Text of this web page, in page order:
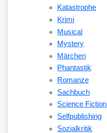
Katastrophe
Krimi
Musical
Mystery
Märchen
Phantastik
Romanze
Sachbuch
Science Fiction
Selfpublishing
Sozialkritik